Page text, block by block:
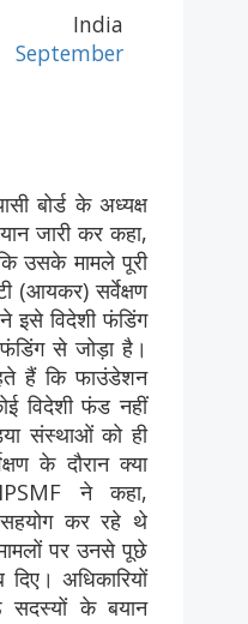
India
September
बोर्ड के अध्यक्ष
जारी कर कहा,
उसके मामले पूरी
(आयकर) सर्वेक्षण
ने इसे विदेशी फंडिंग
से जोड़ा है।
हैं कि फाउंडेशन
विदेशी फंड नहीं
संस्थाओं को ही
के दौरान क्या
ने कहा,
सहयोग कर रहे थे
पर उनसे पूछे
अधिकारियों
सदस्यों के बयान